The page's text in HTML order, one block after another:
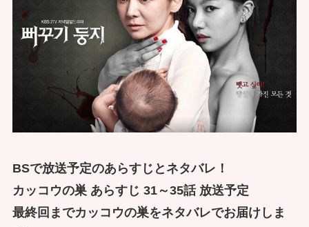
BSで放送予定のあらすじとネタバレ！
カッコウの巣 あらすじ 31～35話 放送予定
最終回までカッコウの巣をネタバレでお届けしま